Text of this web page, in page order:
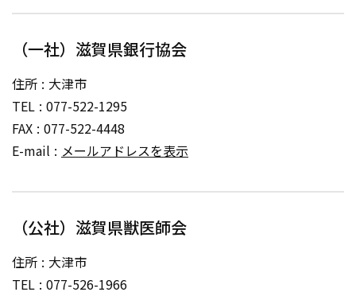
（一社）滋賀県銀行協会
住所
大津市
TEL 077-522-1295
FAX 077-522-4448
E-mail
メールアドレスを表示
（公社）滋賀県獣医師会
住所
大津市
TEL 077-526-1966